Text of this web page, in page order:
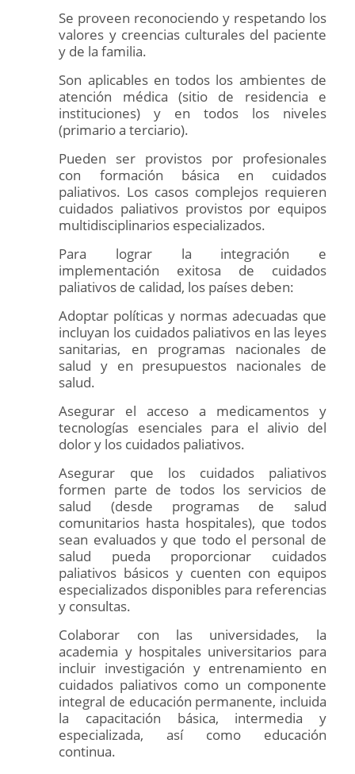
Se proveen reconociendo y respetando los
valores y creencias culturales del paciente
y de la familia.
Son aplicables en todos los ambientes de
atención médica (sitio de residencia e
instituciones) y en todos los niveles
(primario a terciario).
Pueden ser provistos por profesionales
con formación básica en cuidados
paliativos. Los casos complejos requieren
cuidados paliativos provistos por equipos
multidisciplinarios especializados.
Para lograr la integración e
implementación exitosa de cuidados
paliativos de calidad, los países deben:
Adoptar políticas y normas adecuadas que
incluyan los cuidados paliativos en las leyes
sanitarias, en programas nacionales de
salud y en presupuestos nacionales de
salud.
Asegurar el acceso a medicamentos y
tecnologías esenciales para el alivio del
dolor y los cuidados paliativos.
Asegurar que los cuidados paliativos
formen parte de todos los servicios de
salud (desde programas de salud
comunitarios hasta hospitales), que todos
sean evaluados y que todo el personal de
salud pueda proporcionar cuidados
paliativos básicos y cuenten con equipos
especializados disponibles para referencias
y consultas.
Colaborar con las universidades, la
academia y hospitales universitarios para
incluir investigación y entrenamiento en
cuidados paliativos como un componente
integral de educación permanente, incluida
la capacitación básica, intermedia y
especializada, así como educación
continua.